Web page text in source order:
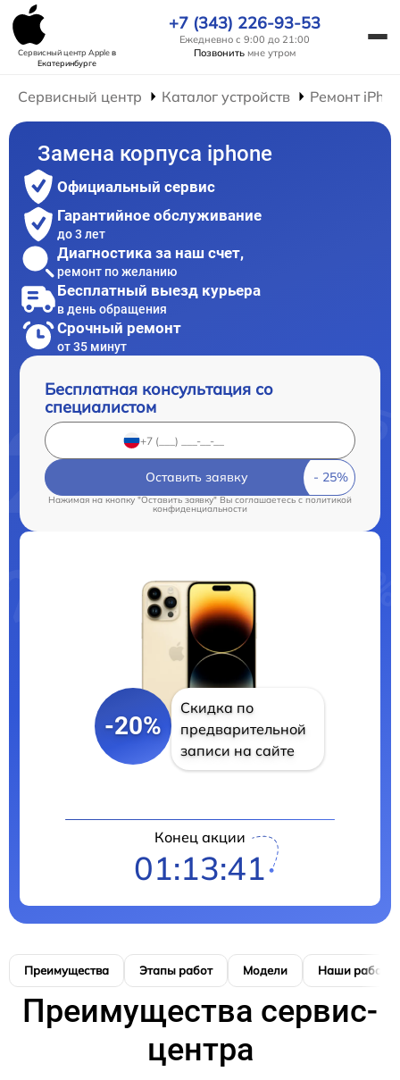
Сервисный центр Appleв
Екатеринбурге
+7 (343) 226-93-53
Ежедневно с 9:00 до 21:00
Позвонить мне утром
Сервисный центр Каталог устройств Ремонт
Замена корпуса iphone
Официальный сервис
Гарантийное обслуживание
до 3 лет
Диагностика за наш счет,
ремонт по желанию
Бесплатный выезд курьера
в день обращения
Срочный ремонт
от 35 минут
Бесплатная консультация со
специалистом
Оставить заявку
Нажимая на кнопку "Оставить заявку" Вы соглашаетесь cполитикой
конфиденциальности
-20%
Скидка по
предварительной
записи на сайте
Конец акции
01:13:41
Преимущества Этапы работ Модели Наши работы
Преимущества сервис-
центра